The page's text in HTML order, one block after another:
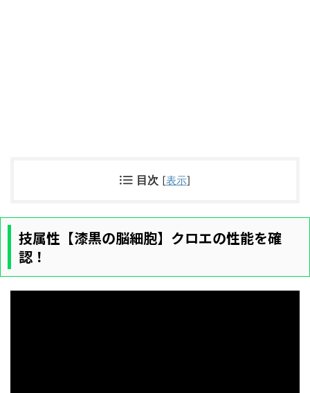
目次 [表示]
技属性【漆黒の脳細胞】クロエの性能を確
認！